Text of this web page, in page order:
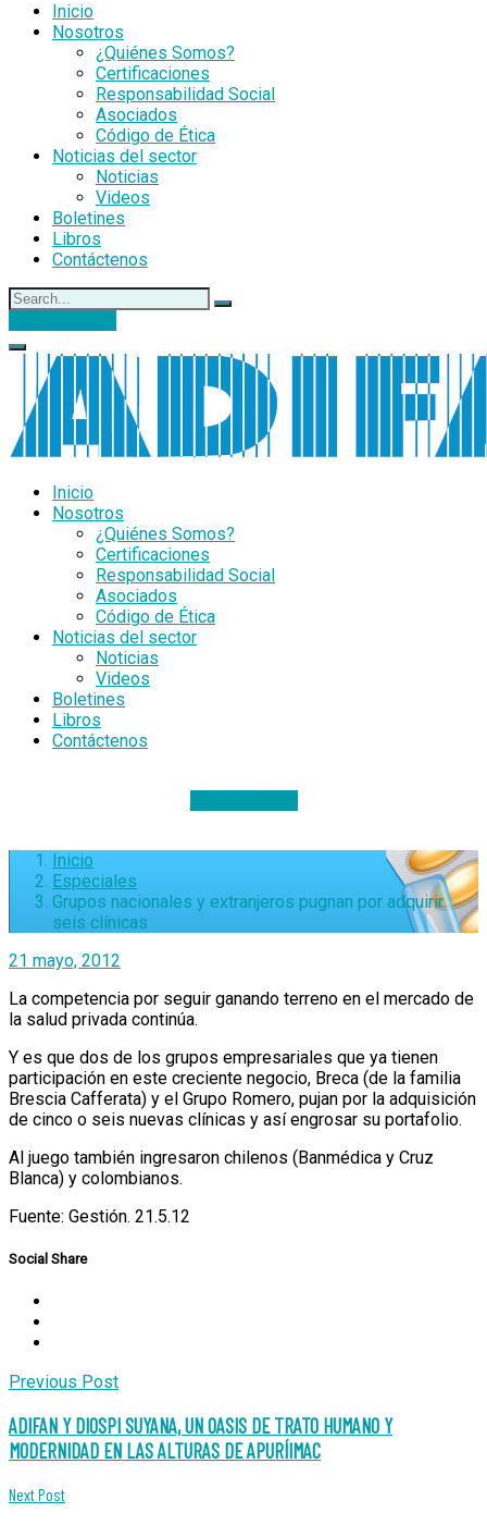
Inicio
Nosotros
¿Quiénes Somos?
Certificaciones
Responsabilidad Social
Asociados
Código de Ética
Noticias del sector
Noticias
Videos
Boletines
Libros
Contáctenos
Inicio
Nosotros
¿Quiénes Somos?
Certificaciones
Responsabilidad Social
Asociados
Código de Ética
Noticias del sector
Noticias
Videos
Boletines
Libros
Contáctenos
Inicio
Especiales
Grupos nacionales y extranjeros pugnan por adquirir
seis clínicas
21 mayo, 2012
La competencia por seguir ganando terreno en el mercado de
la salud privada continúa.
Y es que dos de los grupos empresariales que ya tienen
participación en este creciente negocio, Breca (de la familia
Brescia Cafferata) y el Grupo Romero, pujan por la adquisición
de cinco o seis nuevas clínicas y así engrosar su portafolio.
Al juego también ingresaron chilenos (Banmédica y Cruz
Blanca) y colombianos.
Fuente: Gestión. 21.5.12
Social Share
Post
navigation
Previous Post
ADIFAN Y DIOSPI SUYANA, UN OASIS DE TRATO HUMANO Y
MODERNIDAD EN LAS ALTURAS DE APURÍIMAC
Next Post